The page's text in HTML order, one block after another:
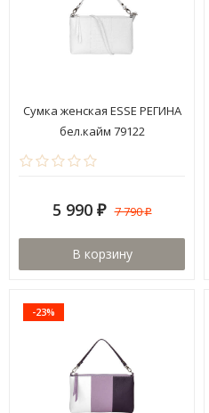
Сумка женская ESSE РЕГИНА
бел.кайм 79122
5 990 ₽ 7 790₽
В корзину
-23%